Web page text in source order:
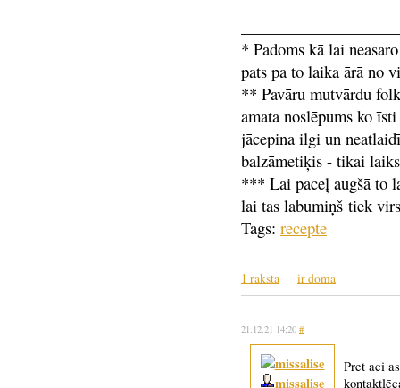
* Padoms kā lai
pats pa to laika ārā no
** Pavāru mutvārdu
amata noslēpums ko
jācepina ilgi un
balzāmetiķis - tikai
*** Lai paceļ augšā to
lai tas labumiņš tiek
Tags: recepte
1 raksta ir doma
21.12.21 14:20 #
missalise
Pret aci